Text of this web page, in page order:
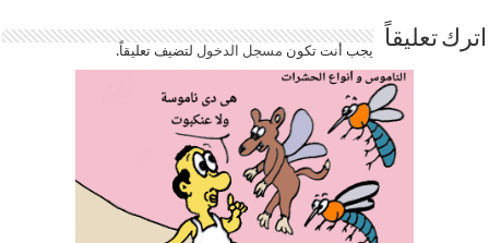
اترك تعليقاً يجب أنت تكون مسجل الدخوللتضيف تعليقاً.